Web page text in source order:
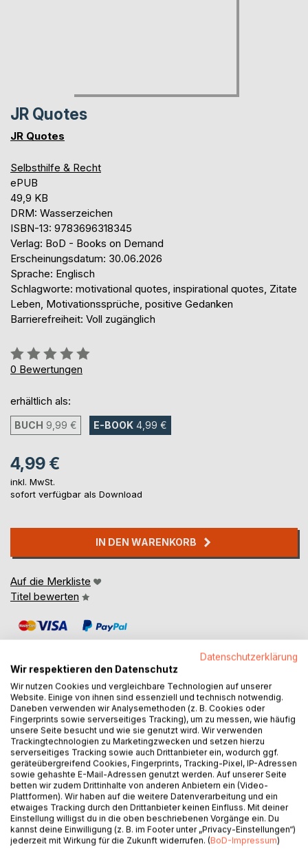
JR Quotes
JR Quotes
Selbsthilfe & Recht
ePUB
49,9 KB
DRM: Wasserzeichen
ISBN-13: 9783696318345
Verlag: BoD - Books on Demand
Erscheinungsdatum: 30.06.2026
Sprache: Englisch
Schlagworte: motivational quotes, inspirational quotes, Zitate
Leben, Motivationssprüche, positive Gedanken
Barrierefreiheit: Voll zugänglich
Bewertung::
0%
0 Bewertungen
erhältlich als:
BUCH 9,99 € E-BOOK 4,99 €
4,99 €
inkl. MwSt.
sofort verfügbar als Download
IN DEN WARENKORB
Auf die Merkliste
Titel bewerten
BESCHREIBUNG
Sometimes one sentence is enough. Enough to lift your
mood, shift your thinking, or remind you that everything will
be okay.
This book is a small collection of words, carefully chosen
to do just that - to inspire, comfort, and gently guide you
forward.
Each page holds a quiet moment, a thought to pause with,
Datenschutzerklärung
Wir respektieren den Datenschutz
Wir nutzen Cookies und vergleichbare Technologien auf unserer
Website. Einige von ihnen sind essenziell und technisch notwendig.
Daneben verwenden wir Analysemethoden (z. B. Cookies oder
Fingerprints sowie serverseitiges Tracking), um zu messen, wie häufig
unsere Seite besucht und wie sie genutzt wird. Wir verwenden
Trackingtechnologien zu Marketingzwecken und setzen hierzu
serverseitiges Tracking sowie auch Drittanbieter ein, wodurch ggf.
geräteübergreifend Cookies, Fingerprints, Tracking-Pixel, IP-Adressen
sowie gehashte E-Mail-Adressen genutzt werden. Auf unserer Seite
betten wir zudem Drittinhalte von anderen Anbietern ein (Video-
Plattformen). Wir haben auf die weitere Datenverarbeitung und ein
etwaiges Tracking durch den Drittanbieter keinen Einfluss. Mit deiner
Einstellung willigst du in die oben beschriebenen Vorgänge ein. Du
kannst deine Einwilligung (z. B. im Footer unter „Privacy-Einstellungen“)
jederzeit mit Wirkung für die Zukunft widerrufen. (BoD-Impressum)